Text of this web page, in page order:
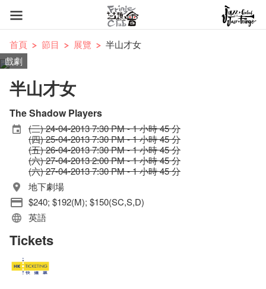
首頁 節目 展覽
半山才女
戲劇
半山才女
The Shadow Players
(三) 24-04-2013 7:30 PM - 1 小時 45 分
(四) 25-04-2013 7:30 PM - 1 小時 45 分
(五) 26-04-2013 7:30 PM - 1 小時 45 分
(六) 27-04-2013 2:00 PM - 1 小時 45 分
(六) 27-04-2013 7:30 PM - 1 小時 45 分
地下劇場
$240; $192(M); $150(SC,S,D)
英語
Tickets